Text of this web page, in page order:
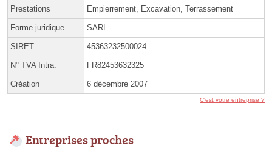
Prestations Empierrement, Excavation, Terrassement
Forme juridique SARL
SIRET 45363232500024
N° TVA Intra. FR82453632325
Création 6 décembre 2007
C'est votre entreprise ?
Entreprises proches